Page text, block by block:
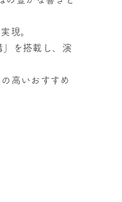
現。
」を搭載し、演
高いおすすめ